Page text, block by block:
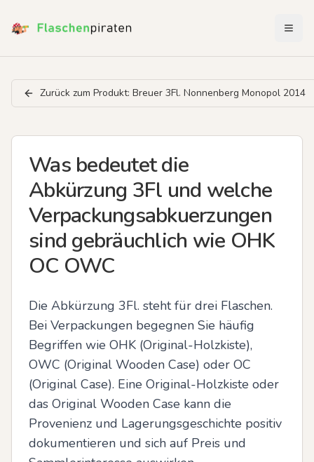
Zurück zum Produkt: Breuer 3Fl. Nonnenberg Monopol 2014
Was bedeutet die
Abkürzung 3Fl und welche
Verpackungsabkuerzungen
sind gebräuchlich wie OHK
OC OWC
Die Abkürzung 3Fl. steht für drei Flaschen.
Bei Verpackungen begegnen Sie häufig
Begriffen wie OHK (Original-Holzkiste),
OWC (Original Wooden Case) oder OC
(Original Case). Eine Original-Holzkiste oder
das Original Wooden Case kann die
Provenienz und Lagerungsgeschichte positiv
dokumentieren und sich auf Preis und